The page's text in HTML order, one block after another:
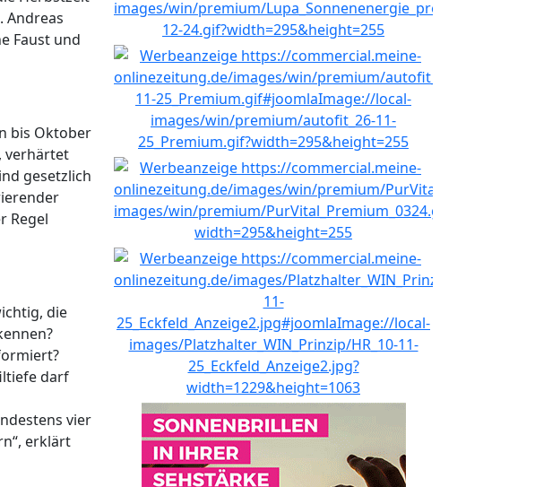
Andreas
Faust und
bis Oktober
verhärtet
gesetzlich
Regel
die
darf
vier
erklärt